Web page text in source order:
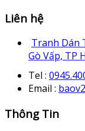
Liên hệ
Tranh Dán
Gò Vấp, TP
Tel :
Email :
Thông Tin